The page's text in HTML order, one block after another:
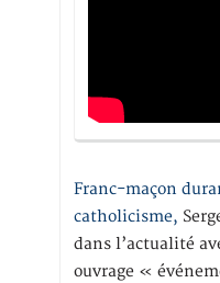
Franc-maçon
catholicisme,
dans l’actualité
ouvrage «